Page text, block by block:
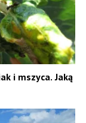
i mszyca. Jaką